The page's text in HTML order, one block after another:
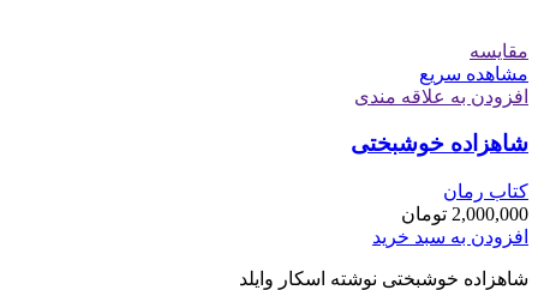
مقایسه
مشاهده سریع
افزودن به علاقه مندی
شاهزاده خوشبختی
کتاب رمان
2,000,000 تومان
افزودن به سبد خرید
شاهزاده خوشبختی نوشته اسکار وایلد